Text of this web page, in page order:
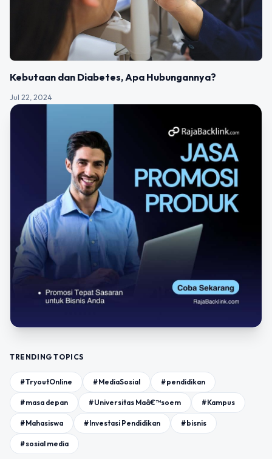
Kebutaan dan Diabetes, Apa Hubungannya?
Jul 22, 2024
TRENDING TOPICS
#TryoutOnline #MediaSosial #pendidikan
#masa depan #Universitas Maâ€™soem #Kampus
#Mahasiswa #Investasi Pendidikan #bisnis
#sosial media